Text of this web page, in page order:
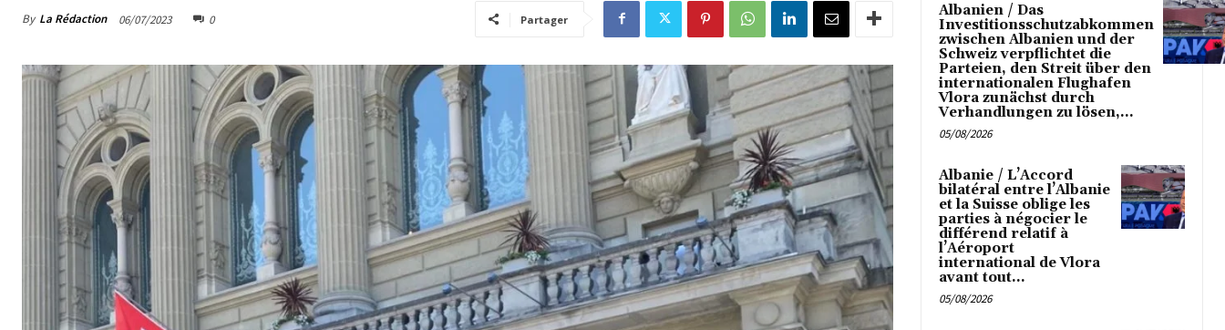
By La Rédaction 06/07/2023 0 Partager
Albanien / Das
Investitionsschutzabkommen
zwischen Albanien und der
Schweiz verpflichtet die
Parteien, den Streit über den
internationalen Flughafen
Vlora zunächst durch
Verhandlungen zu lösen,...
05/08/2026
Albanie / L’Accord
bilatéral entre l’Albanie
et la Suisse oblige les
parties à négocier le
différend relatif à
l’Aéroport
international de Vlora
avant tout...
05/08/2026